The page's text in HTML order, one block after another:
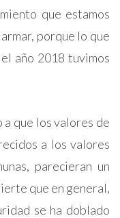
que estamos
porque lo que
año 2018 tuvimos
a que los valores de
a los valores
parecieran un
que en general,
se ha doblado